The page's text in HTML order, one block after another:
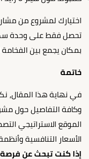
اختيارك لمشروع من
تحصل فقط على وحدة
بمكان يجمع بين الفخامة
خاتمة
في نهاية هذا المقال،
الموقع الاستراتيجي
الأسعار التنافسية
إذا كنت تبحث عن